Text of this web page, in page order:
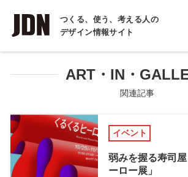
つくる、使う、考える人の
デザイン情報サイト
INTERVIEW
インタビュー
REPORT
COLUMN
ART・IN・
関連記事
イベント
弱みを握る寿司
ーロー展」